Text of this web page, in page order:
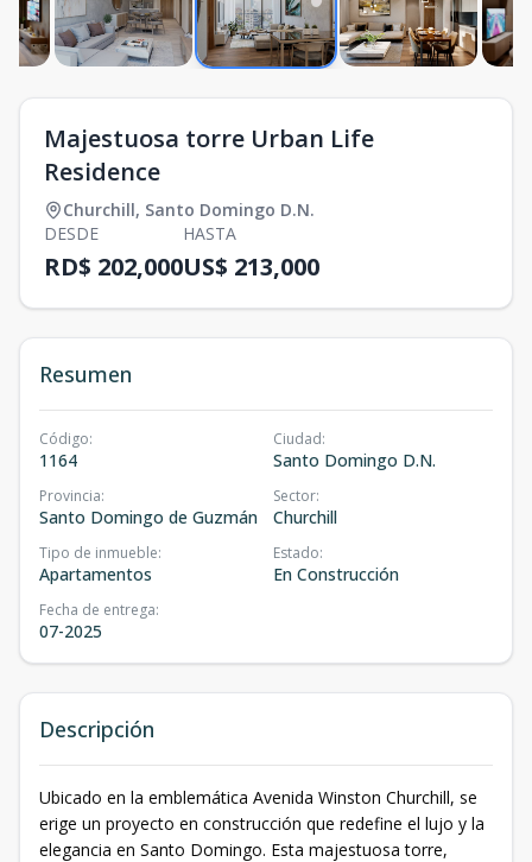
Majestuosa torre Urban Life
Residence
Churchill, Santo Domingo D.N.
DESDE
RD$ 202,000
HASTA
US$ 213,000
Resumen
Código:
1164
Ciudad:
Santo Domingo D.N.
Provincia:
Santo Domingo de Guzmán
Sector:
Churchill
Tipo de inmueble:
Apartamentos
Estado:
En Construcción
Fecha de entrega:
07-2025
Descripción
Ubicado en la emblemática Avenida Winston Churchill, se
erige un proyecto en construcción que redefine el lujo y la
elegancia en Santo Domingo. Esta majestuosa torre,